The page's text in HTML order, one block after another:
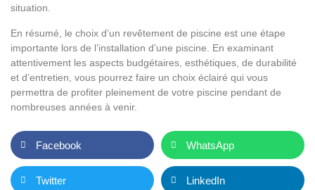
situation.
En résumé, le choix d’un revêtement de piscine est une étape
importante lors de l’installation d’une piscine. En examinant
attentivement les aspects budgétaires, esthétiques, de durabilité
et d’entretien, vous pourrez faire un choix éclairé qui vous
permettra de profiter pleinement de votre piscine pendant de
nombreuses années à venir.
Facebook WhatsApp
Twitter LinkedIn